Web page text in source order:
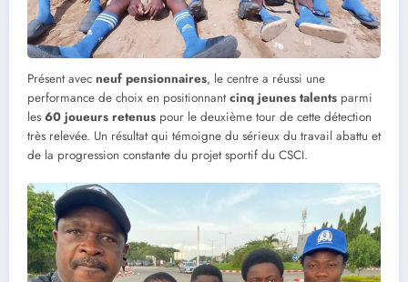
Présent avec neuf pensionnaires, le centre a réussi une
performance de choix en positionnantcinq jeunes talents parmi
les 60 joueurs retenus pour le deuxième tour de cette détection
très relevée. Un résultat qui témoigne du sérieux du travail abattu et
de la progression constante du projet sportif du CSCI.